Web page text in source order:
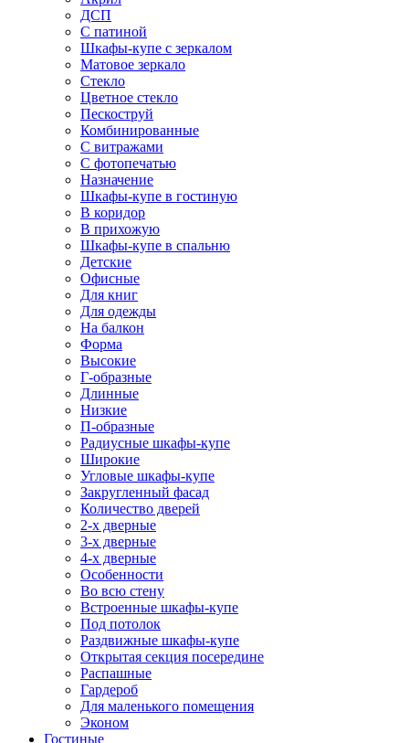
ДСП
С патиной
Шкафы-купе с зеркалом
Матовое зеркало
Стекло
Цветное стекло
Пескоструй
Комбинированные
С витражами
С фотопечатью
Назначение
Шкафы-купе в гостиную
В коридор
В прихожую
Шкафы-купе в спальню
Детские
Офисные
Для книг
Для одежды
На балкон
Форма
Высокие
Г-образные
Длинные
Низкие
П-образные
Радиусные шкафы-купе
Широкие
Угловые шкафы-купе
Закругленный фасад
Количество дверей
2-х дверные
3-х дверные
4-х дверные
Особенности
Во всю стену
Встроенные шкафы-купе
Под потолок
Раздвижные шкафы-купе
Открытая секция посередине
Распашные
Гардероб
Для маленького помещения
Эконом
Гостиные